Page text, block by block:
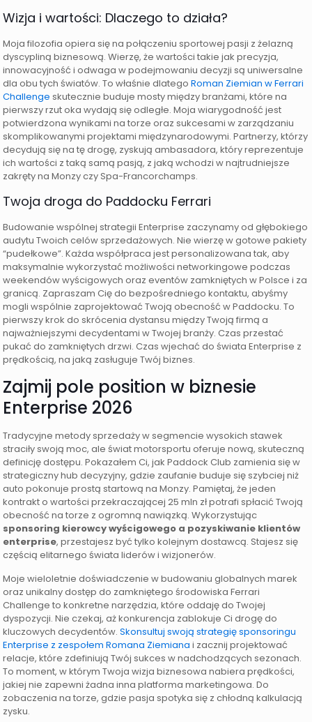
Wizja i wartości: Dlaczego to działa?
Moja filozofia opiera się na połączeniu sportowej pasji z żelazną
dyscypliną biznesową. Wierzę, że wartości takie jak precyzja,
innowacyjność i odwaga w podejmowaniu decyzji są uniwersalne
dla obu tych światów. To właśnie dlategoRoman Ziemian w Ferrari
Challenge skutecznie buduje mosty między branżami, które na
pierwszy rzut oka wydają się odległe. Moja wiarygodność jest
potwierdzona wynikami na torze oraz sukcesami w zarządzaniu
skomplikowanymi projektami międzynarodowymi. Partnerzy, którzy
decydują się na tę drogę, zyskują ambasadora, który reprezentuje
ich wartości z taką samą pasją, z jaką wchodzi w najtrudniejsze
zakręty na Monzy czy Spa-Francorchamps.
Twoja droga do Paddocku Ferrari
Budowanie wspólnej strategii Enterprise zaczynamy od głębokiego
audytu Twoich celów sprzedażowych. Nie wierzę w gotowe pakiety
“pudełkowe”. Każda współpraca jest personalizowana tak, aby
maksymalnie wykorzystać możliwości networkingowe podczas
weekendów wyścigowych oraz eventów zamkniętych w Polsce i za
granicą. Zapraszam Cię do bezpośredniego kontaktu, abyśmy
mogli wspólnie zaprojektować Twoją obecność w Paddocku. To
pierwszy krok do skrócenia dystansu między Twoją firmą a
najważniejszymi decydentami w Twojej branży. Czas przestać
pukać do zamkniętych drzwi. Czas wjechać do świata Enterprise z
prędkością, na jaką zasługuje Twój biznes.
Zajmij pole position w biznesie
Enterprise 2026
Tradycyjne metody sprzedaży w segmencie wysokich stawek
straciły swoją moc, ale świat motorsportu oferuje nową, skuteczną
definicję dostępu. Pokazałem Ci, jak Paddock Club zamienia się w
strategiczny hub decyzyjny, gdzie zaufanie buduje się szybciej niż
auto pokonuje prostą startową na Monzy. Pamiętaj, że jeden
kontrakt o wartości przekraczającej 25 mln zł potrafi spłacić Twoją
obecność na torze z ogromną nawiązką. Wykorzystując
sponsoring kierowcy wyścigowego a pozyskiwanie klientów
enterprise, przestajesz być tylko kolejnym dostawcą. Stajesz się
częścią elitarnego świata liderów i wizjonerów.
Moje wieloletnie doświadczenie w budowaniu globalnych marek
oraz unikalny dostęp do zamkniętego środowiska Ferrari
Challenge to konkretne narzędzia, które oddaję do Twojej
dyspozycji. Nie czekaj, aż konkurencja zablokuje Ci drogę do
kluczowych decydentów.Skonsultuj swoją strategię sponsoringu
Enterprise z zespołem Romana Ziemiana i zacznij projektować
relacje, które zdefiniują Twój sukces w nadchodzących sezonach.
To moment, w którym Twoja wizja biznesowa nabiera prędkości,
jakiej nie zapewni żadna inna platforma marketingowa. Do
zobaczenia na torze, gdzie pasja spotyka się z chłodną kalkulacją
zysku.